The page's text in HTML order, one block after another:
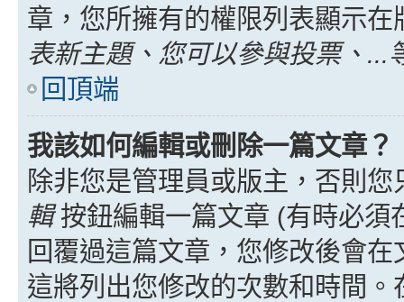
章，您所擁有的權限列表顯示
表新主題、您可以參與投票、...
回頂端
我該如何編輯或刪除一篇文章？
除非您是管理員或版主，否則
輯按鈕編輯一篇文章 (有時必須
回覆過這篇文章，您修改後會
這將列出您修改的次數和時間